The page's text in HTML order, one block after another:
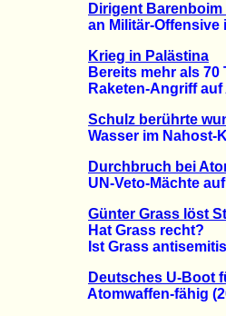
Dirigent
an Militär-Offensive
Krieg in Palästina
Bereits mehr als 70
Raketen-Angriff auf
Schulz berührte
Wasser im Nahost-
Durchbruch bei
UN-Veto-Mächte auf
Günter Grass löst
Hat Grass recht?
Ist Grass
Deutsches U-Boot
Atomwaffen-fähig